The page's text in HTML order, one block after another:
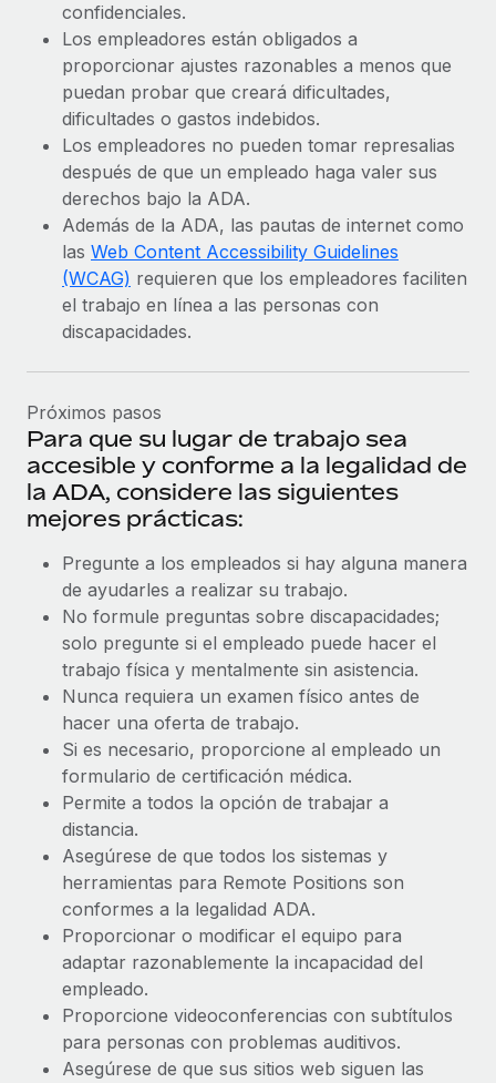
confidenciales.
Los empleadores están obligados a
proporcionar ajustes razonables a menos que
puedan probar que creará dificultades,
dificultades o gastos indebidos.
Los empleadores no pueden tomar represalias
después de que un empleado haga valer sus
derechos bajo la ADA.
Además de la ADA, las pautas de internet como
las Web Content Accessibility Guidelines
(WCAG) requieren que los empleadores faciliten
el trabajo en línea a las personas con
discapacidades.
Próximos pasos
Para que su lugar de trabajo sea
accesible y conforme a la legalidad de
la ADA, considere las siguientes
mejores prácticas:
Pregunte a los empleados si hay alguna manera
de ayudarles a realizar su trabajo.
No formule preguntas sobre discapacidades;
solo pregunte si el empleado puede hacer el
trabajo física y mentalmente sin asistencia.
Nunca requiera un examen físico antes de
hacer una oferta de trabajo.
Si es necesario, proporcione al empleado un
formulario de certificación médica.
Permite a todos la opción de trabajar a
distancia.
Asegúrese de que todos los sistemas y
herramientas para Remote Positions son
conformes a la legalidad ADA.
Proporcionar o modificar el equipo para
adaptar razonablemente la incapacidad del
empleado.
Proporcione videoconferencias con subtítulos
para personas con problemas auditivos.
Asegúrese de que sus sitios web siguen las